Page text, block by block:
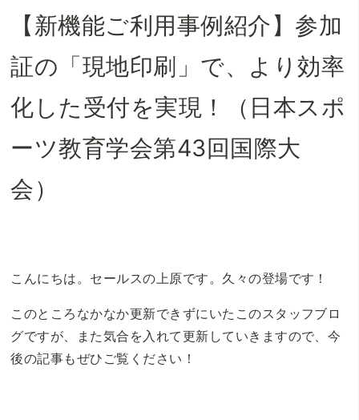
【新機能ご利用事例紹介】参加
証の「現地印刷」で、より効率
化した受付を実現！（日本スポ
ーツ教育学会第43回国際大
会）
こんにちは。セールスの上原です。久々の登場です！
このところなかなか更新できずにいたこのスタッフブロ
グですが、また気合を入れて更新していきますので、今
後の記事もぜひご覧ください！